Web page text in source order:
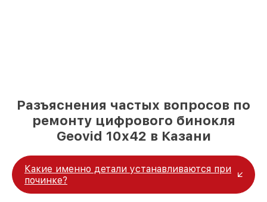
Разъяснения частых вопросов по
ремонту цифрового бинокля
Geovid 10x42 в Казани
Какие именно детали устанавливаются при
починке?